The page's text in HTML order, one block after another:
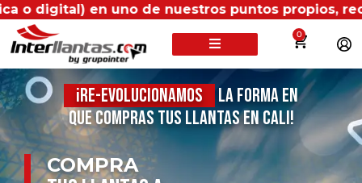
en uno de nuestros puntos propios,
0
¡Re-evolucionamos
la forma en
que compras tus llantas en Cali!
COMPRA